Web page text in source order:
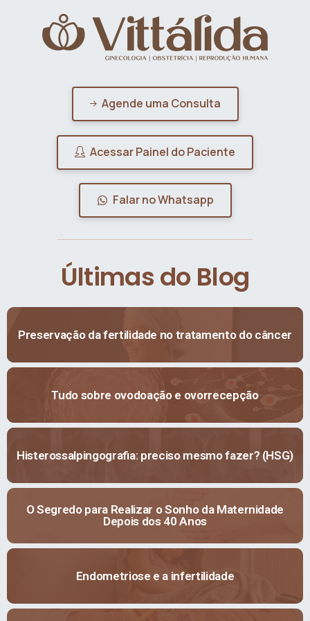
Agende uma Consulta
Acessar Painel do Paciente
Falar no Whatsapp
Últimas do Blog
Preservação da fertilidade no tratamento do câncer
Tudo sobre ovodoação e ovorrecepção
Histerossalpingografia: preciso mesmo fazer? (HSG)
O Segredo para Realizar o Sonho da Maternidade
Depois dos 40 Anos
Endometriose e a infertilidade